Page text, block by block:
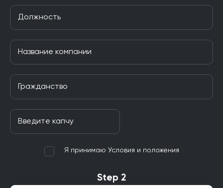
Я принимаю Условия и положения
Step 2